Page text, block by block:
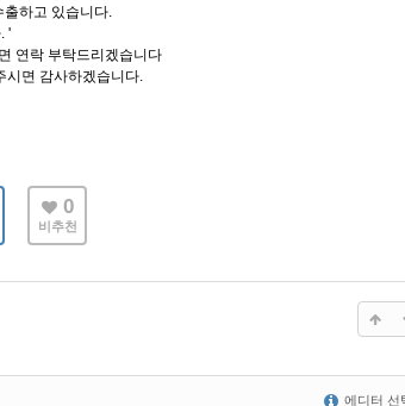
출하고 있습니다.
'
연락 부탁드리겠습니다
시면 감사하겠습니다.
0
비추천
에디터 선